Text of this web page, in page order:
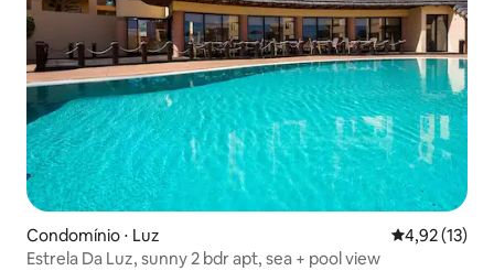
Condomínio ⋅ Luz 4,92 de uma
4,92 (13)
Estrela Da Luz, sunny 2 bdr apt, sea + pool view